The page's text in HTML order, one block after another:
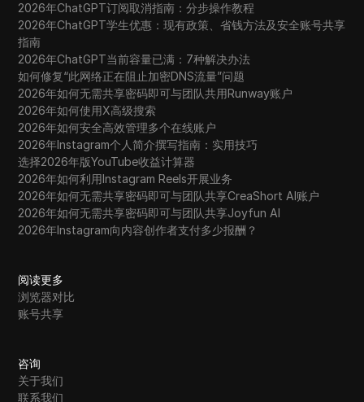
2026年ChatGPT订阅取消指南：分步操作教程
2026年ChatGPT学生优惠：现有政策、省钱方法及安全账号共享
指南
2026年ChatGPT当前容量已满：7种解决办法
如何修复“此网络正在阻止加密DNS流量”问题
2026年如何无需共享密码即可与团队共用Runway账户
2026年如何使用X高级搜索
2026年如何安全高效管理多个在线账户
2026年Instagram个人简介撰写指南：实用技巧
选择2026年版YouTube收益计算器
2026年如何利用Instagram Reels开展业务
2026年如何无需共享密码即可与团队共享CreaShort AI账户
2026年如何无需共享密码即可与团队共享Joyfun AI
2026年Instagram向内容创作者支付多少报酬？
阅读更多
浏览器对比
账号共享
咨询
关于我们
联系我们